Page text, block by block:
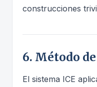
construcciones
6. Método
El sistema ICE